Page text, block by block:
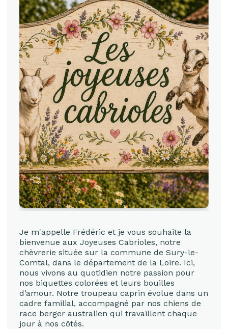
Je m'appelle Frédéric et je vous souhaite la
bienvenue aux Joyeuses Cabrioles, notre
chèvrerie située sur la commune de Sury-le-
Comtal, dans le département de la Loire. Ici,
nous vivons au quotidien notre passion pour
nos biquettes colorées et leurs bouilles
d’amour. Notre troupeau caprin évolue dans un
cadre familial, accompagné par nos chiens de
race berger australien qui travaillent chaque
jour à nos côtés.